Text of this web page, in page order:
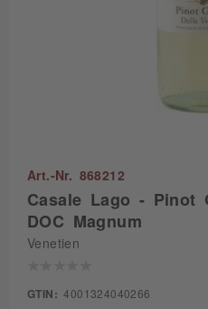
Art.-Nr. 868212
Casale Lago - Pinot
DOC Magnum
Venetien
GTIN: 4001324040266